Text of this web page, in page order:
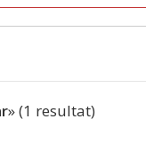
» (1 resultat)